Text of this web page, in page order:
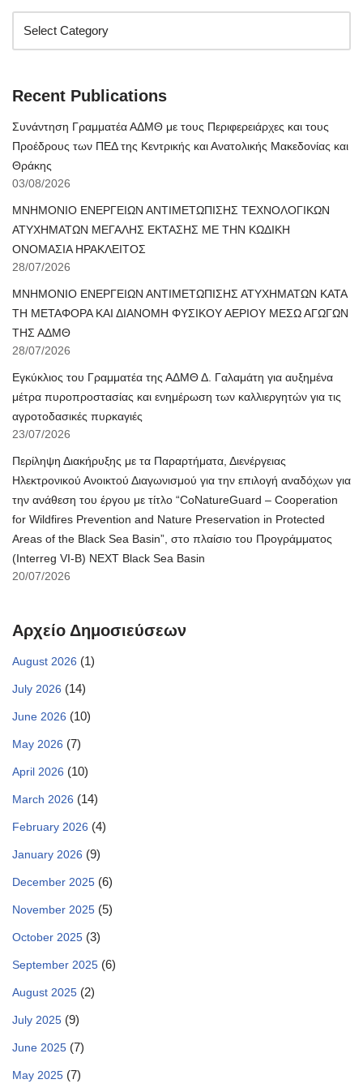
Recent Publications
Συνάντηση Γραμματέα ΑΔΜΘ με τους Περιφερειάρχες και τους
Προέδρους των ΠΕΔ της Κεντρικής και Ανατολικής Μακεδονίας και
Θράκης
03/08/2026
ΜΝΗΜΟΝΙΟ ΕΝΕΡΓΕΙΩΝ ΑΝΤΙΜΕΤΩΠΙΣΗΣ ΤΕΧΝΟΛΟΓΙΚΩΝ
ΑΤΥΧΗΜΑΤΩΝ ΜΕΓΑΛΗΣ ΕΚΤΑΣΗΣ ΜΕ ΤΗΝ ΚΩΔΙΚΗ
ΟΝΟΜΑΣΙΑ ΗΡΑΚΛΕΙΤΟΣ
28/07/2026
ΜΝΗΜΟΝΙΟ ΕΝΕΡΓΕΙΩΝ ΑΝΤΙΜΕΤΩΠΙΣΗΣ ΑΤΥΧΗΜΑΤΩΝ ΚΑΤΑ
ΤΗ ΜΕΤΑΦΟΡΑ ΚΑΙ ΔΙΑΝΟΜΗ ΦΥΣΙΚΟΥ ΑΕΡΙΟΥ ΜΕΣΩ ΑΓΩΓΩΝ
ΤΗΣ ΑΔΜΘ
28/07/2026
Εγκύκλιος του Γραμματέα της ΑΔΜΘ Δ. Γαλαμάτη για αυξημένα
μέτρα πυροπροστασίας και ενημέρωση των καλλιεργητών για τις
αγροτοδασικές πυρκαγιές
23/07/2026
Περίληψη Διακήρυξης με τα Παραρτήματα, Διενέργειας
Ηλεκτρονικού Ανοικτού Διαγωνισμού για την επιλογή αναδόχων για
την ανάθεση του έργου με τίτλο “CoNatureGuard – Cooperation
for Wildfires Prevention and Nature Preservation in Protected
Areas of the Black Sea Basin”, στο πλαίσιο του Προγράμματος
(Interreg VI-B) NEXT Black Sea Basin
20/07/2026
Αρχείο Δημοσιεύσεων
August 2026 (1)
July 2026 (14)
June 2026 (10)
May 2026 (7)
April 2026 (10)
March 2026 (14)
February 2026 (4)
January 2026 (9)
December 2025 (6)
November 2025 (5)
October 2025 (3)
September 2025 (6)
August 2025 (2)
July 2025 (9)
June 2025 (7)
May 2025 (7)